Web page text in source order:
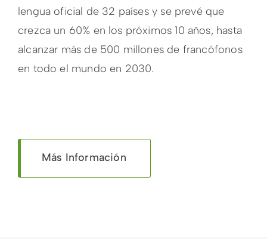
lengua oficial de 32 países y se prevé que
crezca un 60% en los próximos 10 años, hasta
alcanzar más de 500 millones de francófonos
en todo el mundo en 2030.
Más Información